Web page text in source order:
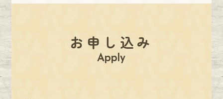
お申し込み
Apply